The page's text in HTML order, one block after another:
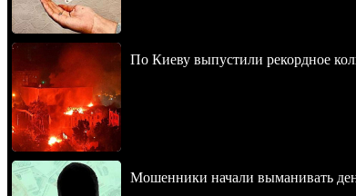
По Киеву выпустили рекордное
Мошенники начали выманивать